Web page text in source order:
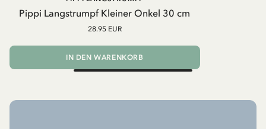
Pippi Langstrumpf Kleiner Onkel 30 cm
28.95 EUR
IN DEN WARENKORB